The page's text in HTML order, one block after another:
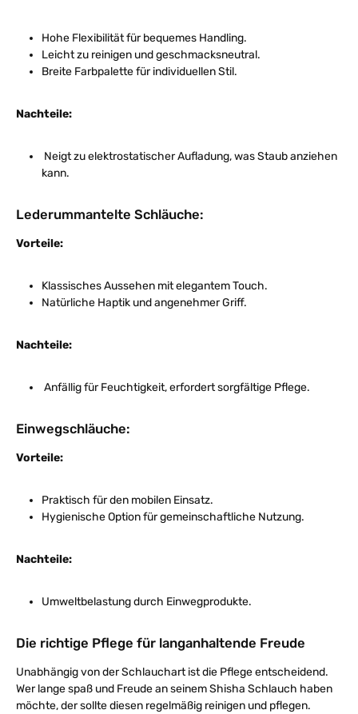
Hohe Flexibilität für bequemes Handling.
Leicht zu reinigen und geschmacksneutral.
Breite Farbpalette für individuellen Stil.
Nachteile:
Neigt zu elektrostatischer Aufladung, was Staub anziehen
kann.
Lederummantelte Schläuche:
Vorteile:
Klassisches Aussehen mit elegantem Touch.
Natürliche Haptik und angenehmer Griff.
Nachteile:
Anfällig für Feuchtigkeit, erfordert sorgfältige Pflege.
Einwegschläuche:
Vorteile:
Praktisch für den mobilen Einsatz.
Hygienische Option für gemeinschaftliche Nutzung.
Nachteile:
Umweltbelastung durch Einwegprodukte.
Die richtige Pflege für langanhaltende Freude
Unabhängig von der Schlauchart ist die Pflege entscheidend.
Wer lange spaß und Freude an seinem Shisha Schlauch haben
möchte, der sollte diesen regelmäßig reinigen und pflegen.